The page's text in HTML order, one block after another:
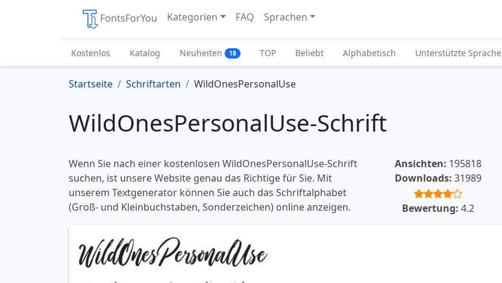
FontsForYou Kategorien FAQ Sprachen
Kostenlos Katalog Neuheiten 18 TOP Beliebt Alphabetisch Unterstützte Sprache
Startseite Schriftarten WildOnesPersonalUse
WildOnesPersonalUse-Schrift
Wenn Sie nach einer kostenlosen WildOnesPersonalUse-Schrift
suchen, ist unsere Website genau das Richtige für Sie. Mit
unserem Textgenerator können Sie auch das Schriftalphabet
(Groß- und Kleinbuchstaben, Sonderzeichen) online anzeigen.
Ansichten: 195818
Downloads: 31989
Bewertung: 4.2